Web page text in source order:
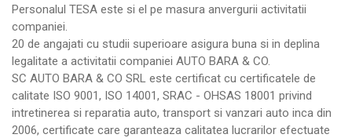
Personalul TESA este si el pe masura anvergurii activitatii
companiei.
20 de angajati cu studii superioare asigura buna si in deplina
legalitate a activitatii companiei AUTO BARA & CO.
SC AUTO BARA & CO SRL este certificat cu certificatele de
calitate ISO 9001, ISO 14001, SRAC - OHSAS 18001 privind
intretinerea si reparatia auto, transport si vanzari auto inca din
2006, certificate care garanteaza calitatea lucrarilor efectuate